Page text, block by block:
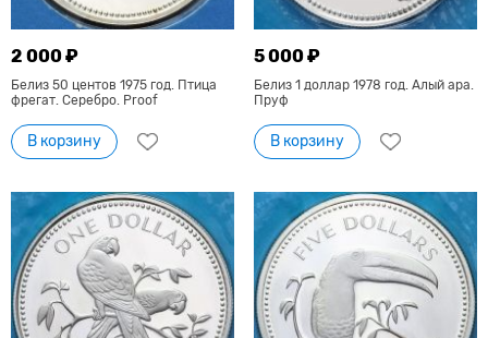
2 000 ₽
Белиз 50 центов 1975 год. Птица
фрегат. Серебро. Proof
В корзину
5 000 ₽
Белиз 1 доллар 1978 год. Алый ара.
Пруф
В корзину